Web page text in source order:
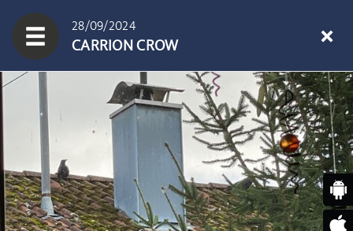
28/09/2024
CARRION CROW